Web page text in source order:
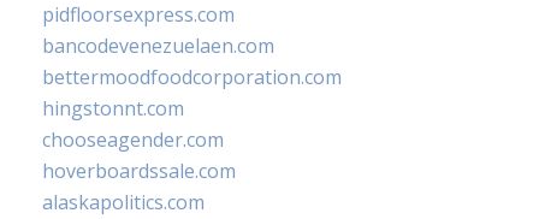
pidfloorsexpress.com
bancodevenezuelaen.com
bettermoodfoodcorporation.com
hingstonnt.com
chooseagender.com
hoverboardssale.com
alaskapolitics.com